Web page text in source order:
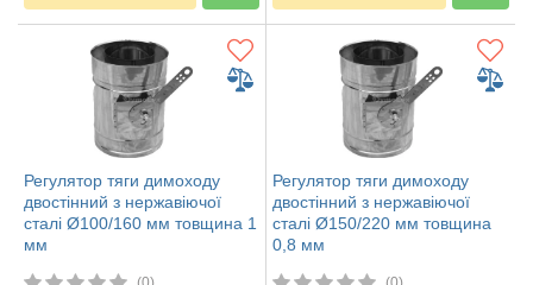
Регулятор тяги димоходу
двостінний з нержавіючої
сталі Ø100/160 мм товщина 1
мм
Регулятор тяги димоходу
двостінний з нержавіючої
сталі Ø150/220 мм товщина
0,8 мм